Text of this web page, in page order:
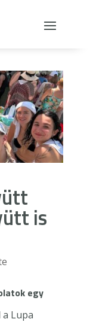
is
egy
Lupa